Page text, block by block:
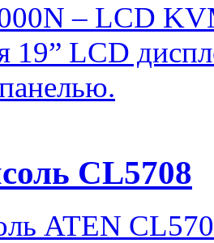
– LCD
19” LCD
CL5708
ATEN